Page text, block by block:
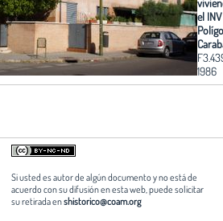
el
1986
Si usted es autor de algún documento y no está de
acuerdo con su difusión en esta web, puede solicitar
su retirada enshistorico@coam.org